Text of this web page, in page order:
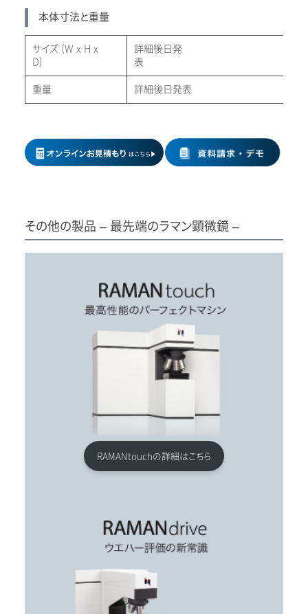
本体寸法と重量
サイズ (W x H x
D)
詳細後日発
重量 詳細後日発表
その他の製品 – 最先端のラマン顕微鏡 –
RAMANtouchの詳細はこちら